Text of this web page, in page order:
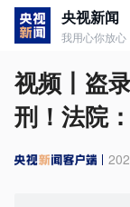
央视新闻
我用心你放心
视频丨盗
刑！法院